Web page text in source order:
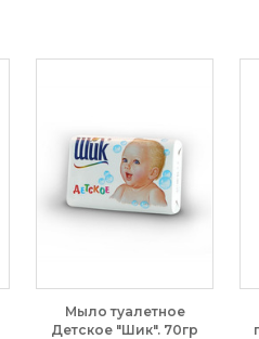
Крем для рук и тела с
экстрактами персика...